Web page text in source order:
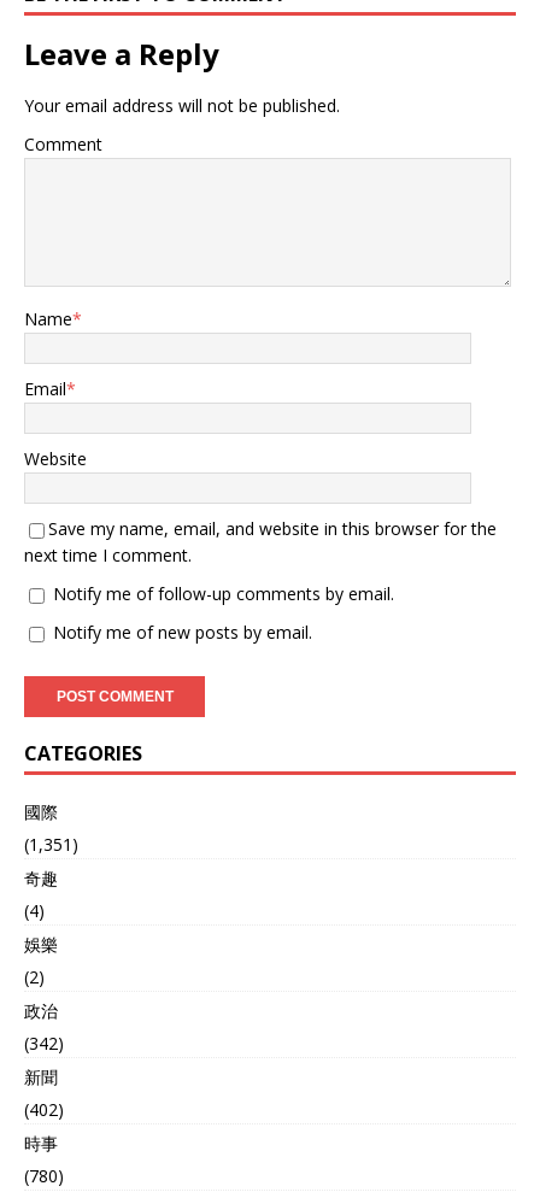
人意外。该报道中还列举了
原因。 阿拉伯防务网站的报
10C战机具有极高的性价
比，外界预估的出口单机价
格仅为6000到7000万美
歼10C战机，需要花费近80
购歼10C并要想形成战斗
美元，加上至少30年的使用
运维和弹药开支费用，将远
套完整的作战体系，如预警
机、雷达系统和防空系统，
价格还要更高。对于埃及来
说难以承受，埃及2025年的
购40架歼10C战机将一次性
力较大。 第二是体系过于复
杂，埃及空军的现状除了没
体印度空军类似，战机种类
备有218架美国的F16“战
2000”战机，75架法国的幻
影5战机，50架来自俄罗斯
的米格29战机，还订购了54
架“阵风”战机，埃及空军融
合了俄罗斯、法国和美国三
个国家的战机，这些战机都
有自己完善的作战体系和后
勤体系，本身就较为复杂。
如果埃及再向中国采购歼
10C战机，又得再建立一套
增加，且不利于体系化建设
和作战。 在世界各国都追求
体系化作战的今天，仅靠繁
Leave a Reply
Your email address will not be published.
Comment
Name*
Email*
Website
Save my name, email, and website in this browser for the
next time I comment.
Notify me of follow-up comments by email.
Notify me of new posts by email.
CATEGORIES
國際
(1,351)
奇趣
(4)
娛樂
(2)
政治
(342)
新聞
(402)
時事
(780)